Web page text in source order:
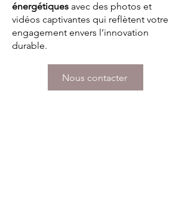
énergétiques avec des photos et
vidéos captivantes qui reflètent votre
engagement envers l’innovation
durable.
Nous contacter